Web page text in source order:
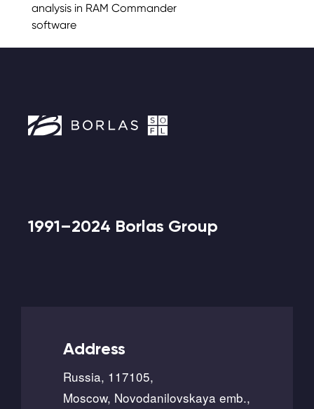
analysis in RAM Commander
software
1991–2024 Borlas Group
Address
Russia, 117105,
Moscow, Novodanilovskaya emb.,